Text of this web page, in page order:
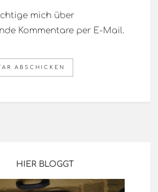
mich über
Kommentare per E-Mail.
HIER BLOGGT